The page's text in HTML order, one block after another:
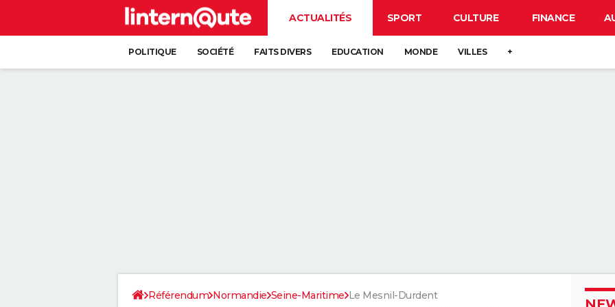
ACTUALITÉS SPORT CULTURE FINANCE
POLITIQUE SOCIÉTÉ FAITS DIVERS EDUCATION MONDE VILLES +
Référendum Normandie Seine-Maritime Le Mesnil-Durdent